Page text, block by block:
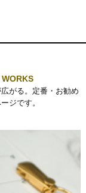
WORKS
がる。定番・お勧め
ジです。